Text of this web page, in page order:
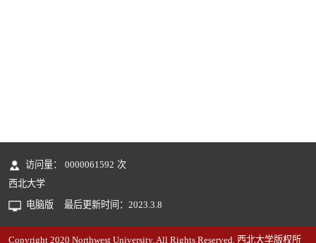
访问量： 0000061592 次
西北大学
电脑版
最后更新时间： 2023.3.8
Copyright 2020 Northwest University. All Rights Reserved. 西北大学版权所